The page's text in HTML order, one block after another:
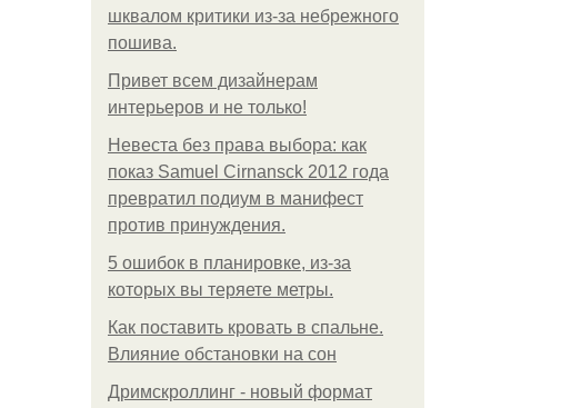
шквалом критики из-за небрежного
пошива.
Привет всем дизайнерам
интерьеров и не только!
Невеста без права выбора: как
показ Samuel Cirnansck 2012 года
превратил подиум в манифест
против принуждения.
5 ошибок в планировке, из-за
которых вы теряете метры.
Как поставить кровать в спальне.
Влияние обстановки на сон
Дримскроллинг - новый формат